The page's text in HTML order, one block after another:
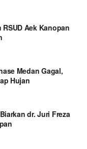
RSUD Aek Kanopan
Medan Gagal,
Hujan
dr. Juri Freza